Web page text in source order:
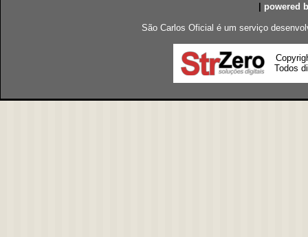
powered
São Carlos Oficial é um serviço
Todos